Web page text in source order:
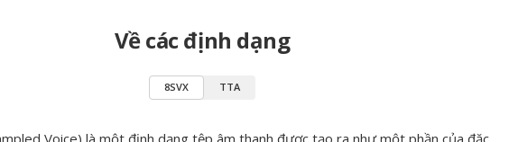
Về các định dạng
8SVX TTA
Voice) là một định dạng tệp âm thanh được tạo ra như một phần của đặc